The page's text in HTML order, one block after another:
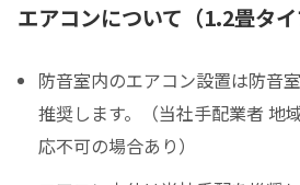
エアコンについて（1.2畳タイ
防音室内のエアコン設置は防音
推奨します。（当社手配業者 地
応不可の場合あり）